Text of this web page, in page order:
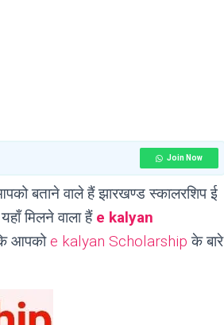
Join Now
बताने वाले हैं झारखण्ड स्कालरशिप ई
मिलने वाला हैं e kalyan
आपकोe kalyan Scholarship के बारे